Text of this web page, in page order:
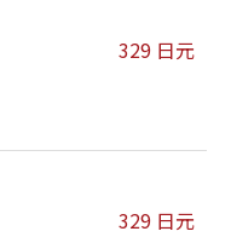
329 日元
329 日元